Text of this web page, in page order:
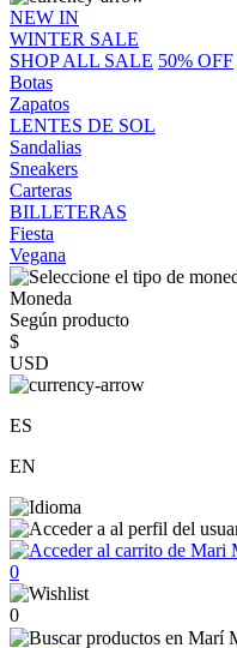
NEW IN
WINTER SALE
SHOP ALL SALE 50% OFF
Botas
Zapatos
LENTES DE SOL
Sandalias
Sneakers
Carteras
BILLETERAS
Fiesta
Vegana
Moneda
Según producto
$
USD
ES
EN
0
0